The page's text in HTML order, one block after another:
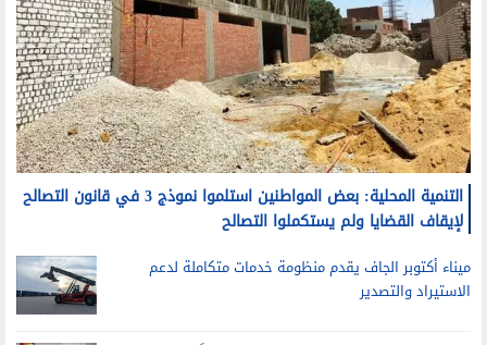
التنمية المحلية: بعض المواطنين استلموا نموذج 3 في قانون التصالح
لإيقاف القضايا ولم يستكملوا التصالح
ميناء أكتوبر الجاف يقدم منظومة خدمات متكاملة لدعم
الاستيراد والتصدير